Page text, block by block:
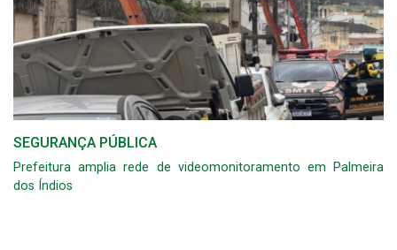
SEGURANÇA PÚBLICA
Prefeitura amplia rede de videomonitoramento em Palmeira
dos Índios